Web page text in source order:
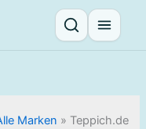
Suche öffnen
Menü
Marken » Teppich.de